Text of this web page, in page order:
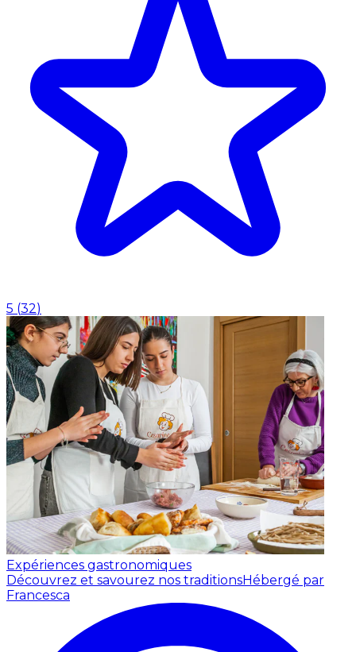
5 (32)
Expériences gastronomiques
Découvrez et savourez nos traditionsHébergé par
Francesca